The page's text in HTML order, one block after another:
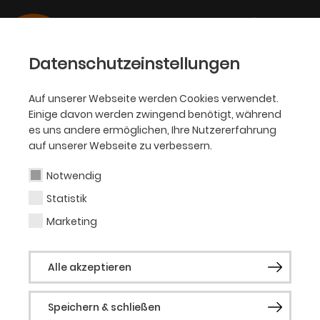
Datenschutzeinstellungen
Auf unserer Webseite werden Cookies verwendet.
Einige davon werden zwingend benötigt, während
es uns andere ermöglichen, Ihre Nutzererfahrung
auf unserer Webseite zu verbessern.
Notwendig
Statistik
Marketing
Alle akzeptieren
Speichern & schließen
OPER
Heike Vollmer
Ausstattung (Bühne)
Heike Vollmer stammt aus Niedersachsen
und lebt in Berlin. Sie studierte an der
Hochschule für bildende Künste Hamburg
Kostüm- und Bühnenbild. Als Assistentin